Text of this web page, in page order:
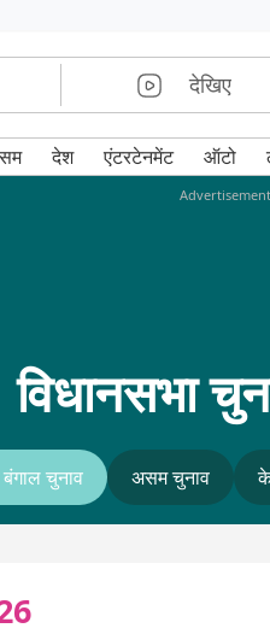
देखिए
देश एंटरटेनमेंट ऑटो
Advertisement
विधानसभा
चुनाव असम चुनाव